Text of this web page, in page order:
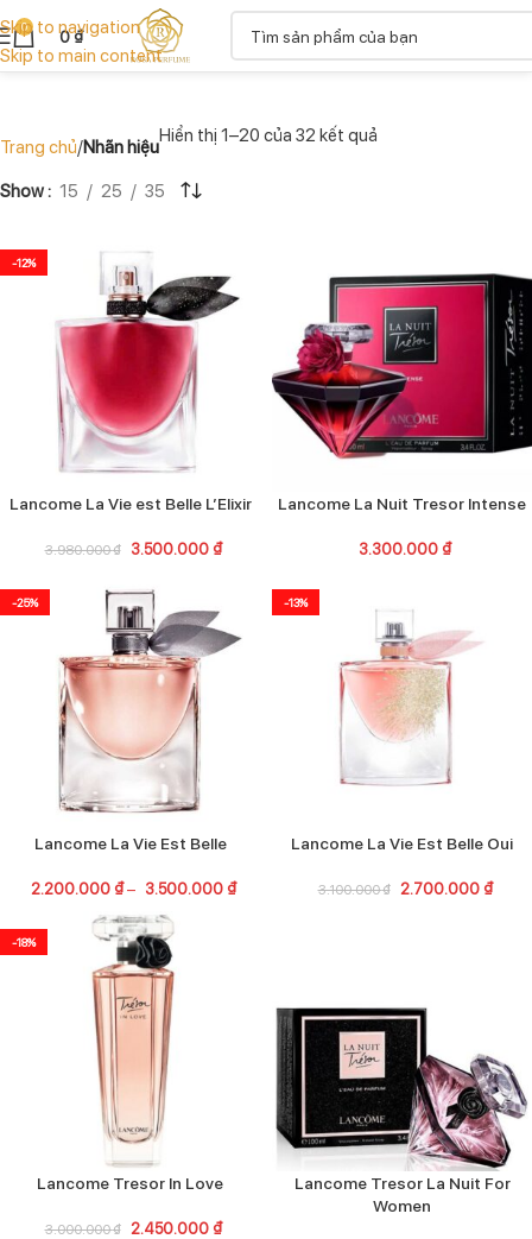
Skip to navigation
Skip to main content
0 0₫
Trang chủ Nhãn hiệuHiển thị 1–20 của 32 kết quả
Show 15 25 35
-12%
Lancome La Vie est Belle L’Elixir
3.980.000₫ 3.500.000 ₫
Lancome La Nuit Tresor Intense
3.300.000 ₫
-25%
Lancome La Vie Est Belle
2.200.000 ₫ – 3.500.000 ₫
-13%
Lancome La Vie Est Belle Oui
3.100.000₫ 2.700.000 ₫
-18%
Lancome Tresor In Love
3.000.000₫ 2.450.000 ₫
Lancome Tresor La Nuit For
Women